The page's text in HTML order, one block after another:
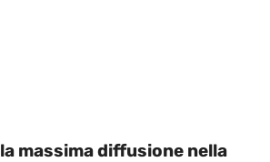
la massima diffusione nella